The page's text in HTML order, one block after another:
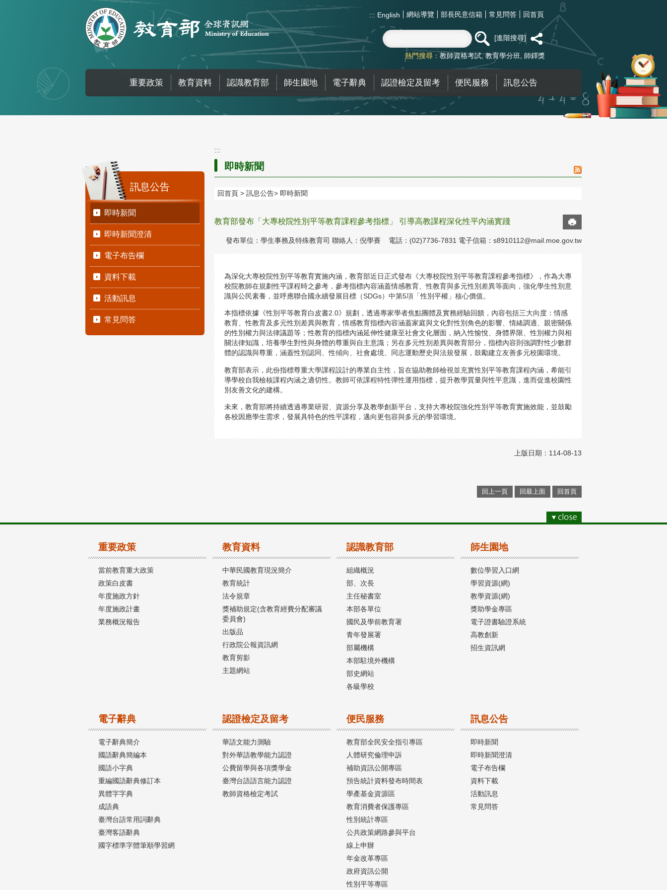
::: English 網站導覽 部長民意信箱 常見問答 回首頁
進階搜尋
熱門搜尋： 教師資格考試 教育學分班 師鐸獎
重要政策 教育資料 認識教育部 師生園地 電子辭典 認證檢定及留考 便民服務 訊息公告
:::
訊息公告
即時新聞
即時新聞澄清
電子布告欄
資料下載
活動訊息
常見問答
:::
即時新聞
回首頁 訊息公告 即時新聞
教育部發布「大專校院性別平等教育課程參考指標」 引導高教課程深化性平內涵實踐
發布單位：學生事務及特殊教育司 聯絡人：倪學賽 電話：(02)7736-7831 電子信箱： s8910112@mail.moe.gov.tw
為深化大專校院性別平等教育實施內涵，教育部近日正式發布《大專校院性別平等教育課程參考指標》，作為大專
校院教師在規劃性平課程時之參考，參考指標內容涵蓋情感教育、性教育與多元性別差異等面向，強化學生性別意
識與公民素養，並呼應聯合國永續發展目標（SDGs）中第5項「性別平權」核心價值。
本指標依據《性別平等教育白皮書2.0》規劃，透過專家學者焦點團體及實務經驗回饋，內容包括三大向度：情感
教育、性教育及多元性別差異與教育，情感教育指標內容涵蓋家庭與文化對性別角色的影響、情緒調適、親密關係
的性別權力與法律議題等；性教育的指標內涵延伸性健康至社會文化層面，納入性愉悅、身體界限、性別權力與相
關法律知識，培養學生對性與身體的尊重與自主意識；另在多元性別差異與教育部分，指標內容則強調對性少數群
體的認識與尊重，涵蓋性別認同、性傾向、社會處境、同志運動歷史與法規發展，鼓勵建立友善多元校園環境。
教育部表示，此份指標尊重大學課程設計的專業自主性，旨在協助教師檢視並充實性別平等教育課程內涵，希能引
導學校自我檢核課程內涵之適切性。教師可依課程特性彈性運用指標，提升教學質量與性平意識，進而促進校園性
別友善文化的建構。
未來，教育部將持續透過專業研習、資源分享及教學創新平台，支持大專校院強化性別平等教育實施效能，並鼓勵
各校因應學生需求，發展具特色的性平課程，邁向更包容與多元的學習環境。
上版日期：114-08-13
回上一頁 回最上面 回首頁
重要政策
當前教育重大政策
政策白皮書
年度施政方針
年度施政計畫
業務概況報告
教育資料
中華民國教育現況簡介
教育統計
法令規章
獎補助規定(含教育經費分配審議
委員會)
出版品
行政院公報資訊網
教育剪影
主題網站
認識教育部
組織概況
部、次長
主任秘書室
本部各單位
國民及學前教育署
青年發展署
部屬機構
本部駐境外機構
部史網站
各級學校
師生園地
數位學習入口網
學習資源(網)
教學資源(網)
獎助學金專區
電子證書驗證系統
高教創新
招生資訊網
電子辭典
電子辭典簡介
國語辭典簡編本
國語小字典
重編國語辭典修訂本
異體字字典
成語典
臺灣台語常用詞辭典
臺灣客語辭典
國字標準字體筆順學習網
認證檢定及留考
華語文能力測驗
對外華語教學能力認證
公費留學與各項獎學金
臺灣台語語言能力認證
教師資格檢定考試
便民服務
教育部全民安全指引專區
人體研究倫理申訴
補助資訊公開專區
預告統計資料發布時間表
學產基金資源區
教育消費者保護專區
性別統計專區
公共政策網路參與平台
線上申辦
年金改革專區
政府資訊公開
性別平等專區
訊息公告
即時新聞
即時新聞澄清
電子布告欄
資料下載
活動訊息
常見問答